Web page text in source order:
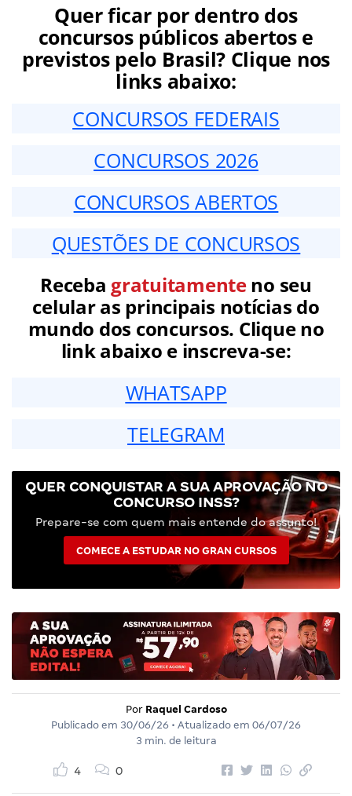
Quer ficar por dentro dos
concursos públicos abertos e
previstos pelo Brasil? Clique nos
links abaixo:
CONCURSOS FEDERAIS
CONCURSOS 2026
CONCURSOS ABERTOS
QUESTÕES DE CONCURSOS
Receba gratuitamenteno seu
celular as principais notícias do
mundo dos concursos. Clique no
link abaixo e inscreva-se:
WHATSAPP
TELEGRAM
QUER CONQUISTAR A SUA APROVAÇÃO NO
CONCURSO INSS?
Prepare-se com quem mais entende do assunto!
COMECE A ESTUDAR NO GRAN CURSOS
Por Raquel Cardoso
Publicado em 30/06/26 • Atualizado em 06/07/26
3 min. de leitura
4 0